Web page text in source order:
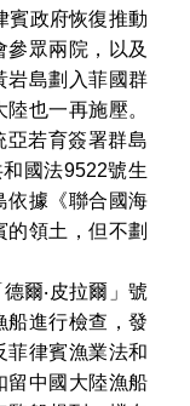
賓政府恢復推動
眾兩院，以及
岩島劃入菲國群
也一再施壓。
亞若育簽署群島
國法9522號生
依據《聯合國海
領土，但不劃
爾‧皮拉爾」號
船進行檢查，發
菲律賓漁業法和
留中國大陸漁船